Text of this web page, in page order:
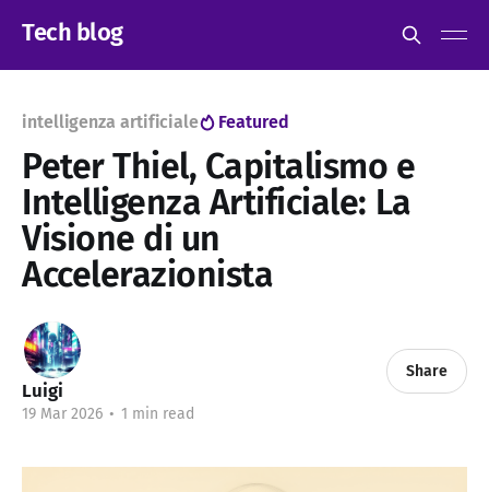
Tech blog
intelligenza artificiale Featured
Peter Thiel, Capitalismo e
Intelligenza Artificiale: La
Visione di un
Accelerazionista
Luigi
19 Mar 2026 • 1 min read
Share